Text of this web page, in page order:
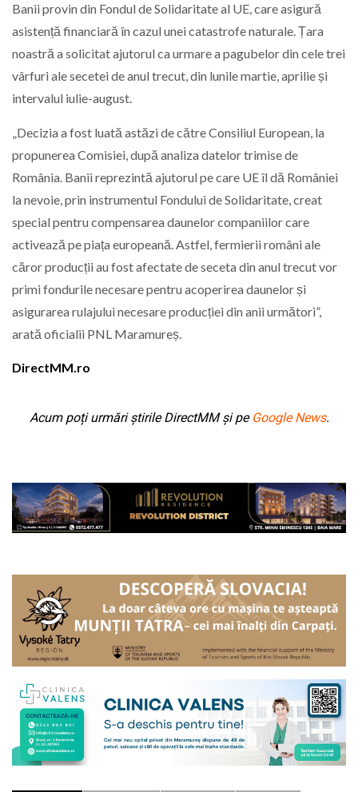
Banii provin din Fondul de Solidaritate al UE, care asigură
asistență financiară în cazul unei catastrofe naturale. Țara
noastră a solicitat ajutorul ca urmare a pagubelor din cele trei
vârfuri ale secetei de anul trecut, din lunile martie, aprilie și
intervalul iulie-august.
„Decizia a fost luată astăzi de către Consiliul European, la
propunerea Comisiei, după analiza datelor trimise de
România. Banii reprezintă ajutorul pe care UE îl dă României
la nevoie, prin instrumentul Fondului de Solidaritate, creat
special pentru compensarea daunelor companiilor care
activează pe piața europeană. Astfel, fermierii români ale
căror producții au fost afectate de seceta din anul trecut vor
primi fondurile necesare pentru acoperirea daunelor și
asigurarea rulajului necesare producției din anii următori”,
arată oficialii PNL Maramureș.
DirectMM.ro
Acum poți urmări știrile DirectMM și pe Google News.